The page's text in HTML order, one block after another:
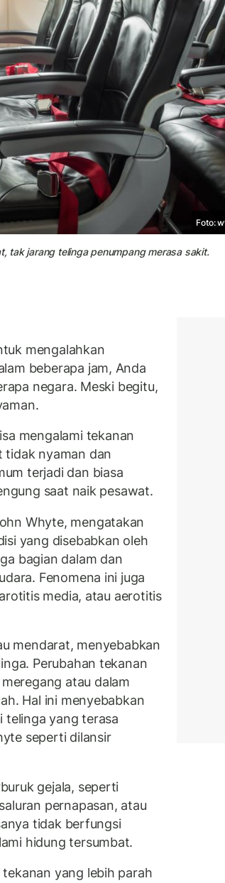
Foto:
tak jarang telinga penumpang merasa sakit.
mengalahkan
beberapa jam, Anda
negara. Meski begitu,
mengalami tekanan
tidak nyaman dan
terjadi dan biasa
saat naik pesawat.
Whyte, mengatakan
yang disebabkan oleh
bagian dalam dan
Fenomena ini juga
media, atau aerotitis
mendarat, menyebabkan
Perubahan tekanan
atau dalam
Hal ini menyebabkan
telinga yang terasa
seperti dilansir
gejala, seperti
pernapasan, atau
tidak berfungsi
hidung tersumbat.
yang lebih parah